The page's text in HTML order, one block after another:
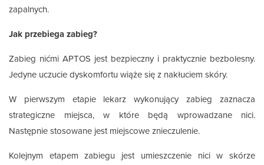
zapalnych.
Jak przebiega zabieg?
Zabieg nićmi APTOS jest bezpieczny i praktycznie bezbolesny.
Jedyne uczucie dyskomfortu wiąże się z nakłuciem skóry.
W pierwszym etapie lekarz wykonujący zabieg zaznacza
strategiczne miejsca, w które będą wprowadzane nici.
Następnie stosowane jest miejscowe znieczulenie.
Kolejnym etapem zabiegu jest umieszczenie nici w skórze